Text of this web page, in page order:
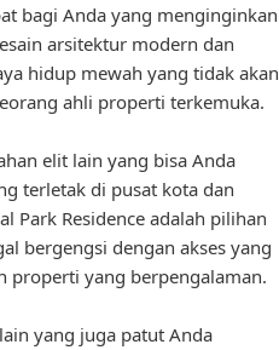
bagi Anda yang menginginkan
arsitektur modern dan
hidup mewah yang tidak akan
ahli properti terkemuka.
elit lain yang bisa Anda
terletak di pusat kota dan
Park Residence adalah pilihan
bergengsi dengan akses yang
properti yang berpengalaman.
yang juga patut Anda